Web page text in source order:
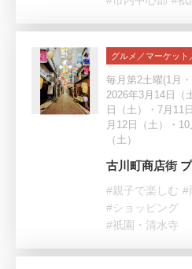
グルメ／マーケット
毎月第2土曜(1月
2026年3月14日（
日（土）・7月11
月12日（土）・
（土）
古川町商店街
#親子で楽しむ #
#ショッピング
#祇園・清水寺